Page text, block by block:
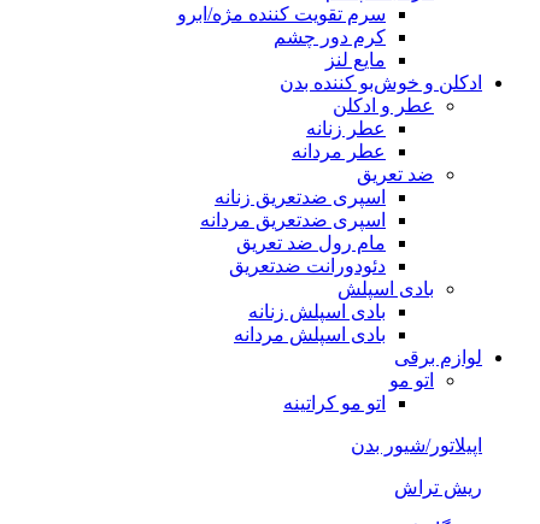
سرم تقویت کننده مژه/ابرو
کرم دور چشم
مایع لنز
ادکلن و خوش‌بو کننده بدن
عطر و ادکلن
عطر زنانه
عطر مردانه
ضد تعریق
اسپری ضدتعریق زنانه
اسپری ضدتعریق مردانه
مام رول ضد تعریق
دئودورانت ضدتعریق
بادی اسپلش
بادی اسپلش زنانه
بادی اسپلش مردانه
لوازم برقی
اتو مو
اتو مو کراتینه
اپیلاتور/شیور بدن
ریش تراش